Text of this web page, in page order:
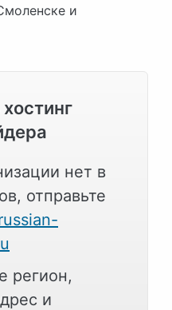
и
нет в
отправьте
регион,
и